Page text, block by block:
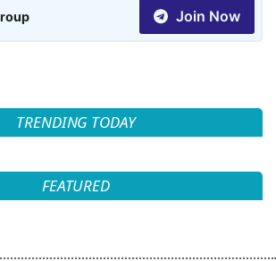
Join Now
TRENDING TODAY
FEATURED